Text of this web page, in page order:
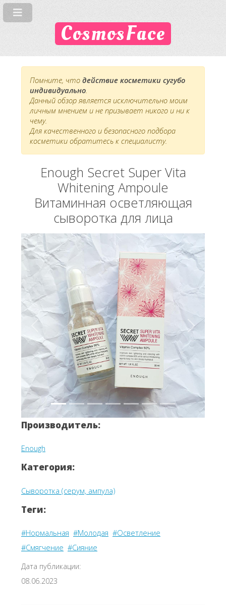
CosmosFace
Помните, что действие косметики сугубо
индивидуально.
Данный обзор является исключительно моим
личным мнением и не призывает никого и ни к
чему.
Для качественного и безопасного подбора
косметики обратитесь к специалисту.
Enough Secret Super Vita
Whitening Ampoule
Витаминная осветляющая
сыворотка для лица
Назад
Производитель:
Enough
Категория:
Сыворотка (серум, ампула)
Теги:
#Нормальная #Молодая #Осветление
#Смягчение #Сияние
Дата публикации:
08.06.2023